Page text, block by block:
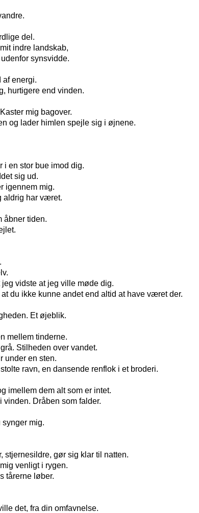
del.
indre landskab,
synsvidde.
af energi.
hurtigere end vinden.
mig bagover.
og lader himlen spejle sig i øjnene.
i en stor bue imod dig.
sig ud.
igennem mig.
aldrig har været.
åbner tiden.
vidste at jeg ville møde dig.
du ikke kunne andet end altid at have været der.
Et øjeblik.
mellem tinderne.
Stilheden over vandet.
under en sten.
ravn, en dansende renflok i et broderi.
imellem dem alt som er intet.
vinden. Dråben som falder.
mig.
stjernesildre, gør sig klar til natten.
venligt i rygen.
tårerne løber.
det, fra din omfavnelse.